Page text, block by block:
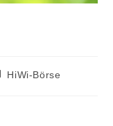
HiWi-Börse